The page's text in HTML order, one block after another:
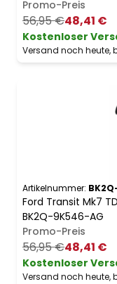
Promo-Preis
56,95 €48,41 €
Kostenloser
Versand noch heute,
Artikelnummer:
Ford Transit Mk7
BK2Q-9K546-AG
Promo-Preis
56,95 €48,41 €
Kostenloser
Versand noch heute,